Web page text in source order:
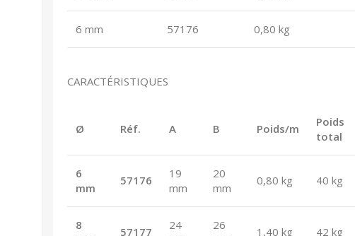
6 mm 57176 0,80 kg
CARACTÉRISTIQUES
Ø Réf. A B Poids/m
Poids
total
6
mm
57176
19
mm
20
mm
0,80 kg 40 kg
8
57177
24
26
1,40 kg 42 kg